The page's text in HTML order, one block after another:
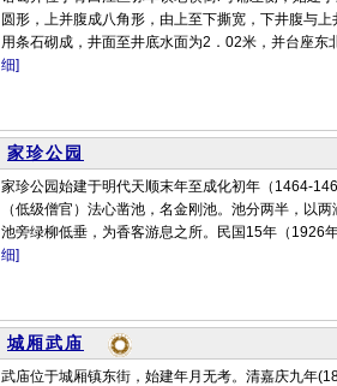
圆形，上并腹成八角形，由上至下撕宽，下井腹与
用条石砌成，井面至井底水面为2．02米，并台座
细]
家珍公园
家珍公园始建于明代天顺末年至成化初年（1464-
（低级僧官）法心凿池，名金刚池。池分两半，以
池旁绿柳低垂，为香客游息之所。民国15年（1926
细]
城厢武庙
武庙位于城厢镇东街，始建年月无考。清嘉庆九年